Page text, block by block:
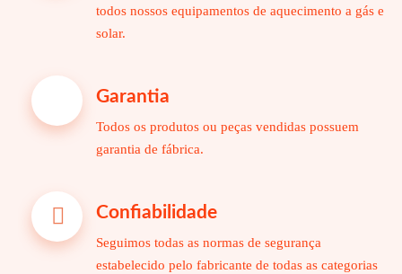
todos nossos equipamentos de aquecimento a gás e
solar.
Garantia
Todos os produtos ou peças vendidas possuem
garantia de fábrica.
Confiabilidade
Seguimos todas as normas de segurança
estabelecido pelo fabricante de todas as categorias